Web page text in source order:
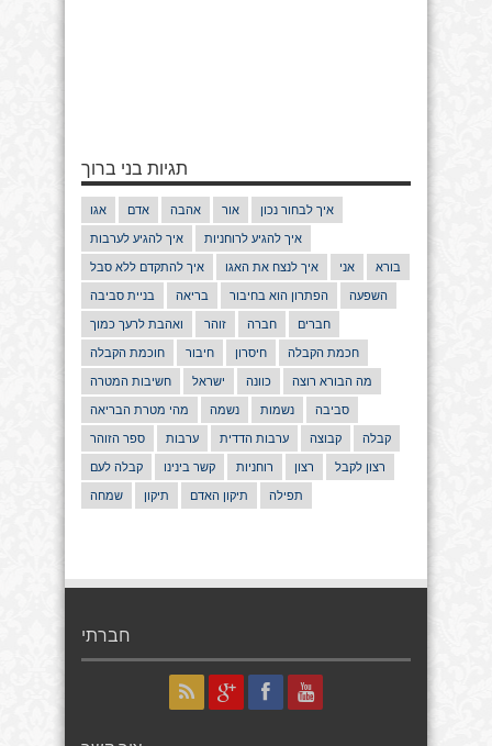
תגיות בני ברוך
אגו אדם אהבה אור איך לבחור נכון
איך להגיע לערבות איך להגיע לרוחניות
איך להתקדם ללא סבל איך לנצח את האגו אני בורא
בניית סביבה בריאה הפתרון הוא בחיבור השפעה
ואהבת לרעך כמוך זוהר חברה חברים
חוכמת הקבלה חיבור חיסרון חכמת הקבלה
חשיבות המטרה ישראל כוונה מה הבורא רוצה
מהי מטרת הבריאה נשמה נשמות סביבה
ספר הזוהר ערבות ערבות הדדית קבוצה קבלה
קבלה לעם קשר בינינו רוחניות רצון רצון לקבל
שמחה תיקון תיקון האדם תפילה
חברתי